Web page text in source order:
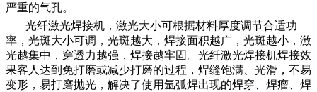
严重的气孔。
光纤激光焊接机，激光大小可根据材料厚度调节合适功
率，光斑大小可调，光斑越大，焊接面积越广，光斑越小，激
光越集中，穿透力越强，焊接越牢固。光纤激光焊接机焊接效
果客人达到免打磨或减少打磨的过程，焊缝饱满、光滑，不易
变形，易打磨抛光，解决了使用氩弧焊出现的焊穿、焊瘤、焊